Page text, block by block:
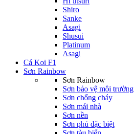
Shiro
Sanke
Asagi
Shusui
Platinum
Asagi
Cá Koi F1
Sơn Rainbow
Sơn Rainbow
Sơn bảo vệ môi trường
Sơn chống cháy
Sơn mái nhà
Sơn nền
Sơn phủ đặc biệt